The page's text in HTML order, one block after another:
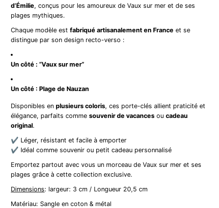
d’Émilie, conçus pour les amoureux de Vaux sur mer et de ses
plages mythiques.
Chaque modèle estfabriqué artisanalement en France et se
distingue par son design recto-verso :
Un côté : “Vaux sur mer”
Un côté : Plage de Nauzan
Disponibles enplusieurs coloris, ces porte-clés allient praticité et
élégance, parfaits commesouvenir de vacances oucadeau
original.
✔️ Léger, résistant et facile à emporter
✔️ Idéal comme souvenir ou petit cadeau personnalisé
Emportez partout avec vous un morceau de Vaux sur mer et ses
plages grâce à cette collection exclusive.
Dimensions: largeur: 3 cm / Longueur 20,5 cm
Matériau: Sangle en coton & métal